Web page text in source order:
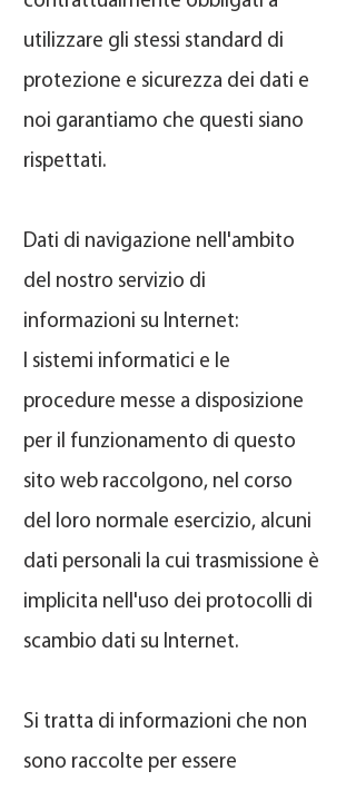
utilizzare gli stessi standard di
protezione e sicurezza dei dati e
noi garantiamo che questi siano
rispettati.
Dati di navigazione nell'ambito
del nostro servizio di
informazioni su Internet:
I sistemi informatici e le
procedure messe a disposizione
per il funzionamento di questo
sito web raccolgono, nel corso
del loro normale esercizio, alcuni
dati personali la cui trasmissione è
implicita nell'uso dei protocolli di
scambio dati su Internet.
Si tratta di informazioni che non
sono raccolte per essere